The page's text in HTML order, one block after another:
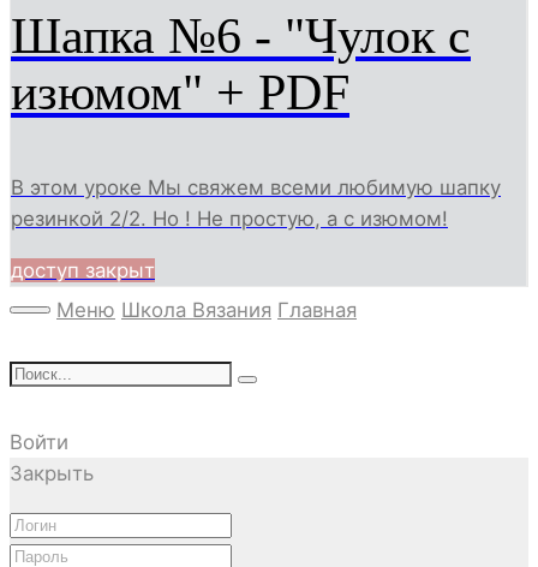
Шапка №6 - "Чулок с
изюмом" + PDF
В этом уроке Мы свяжем всеми любимую шапку
резинкой 2/2. Но ! Не простую, а с изюмом!
доступ закрыт
Меню Школа Вязания Главная
Войти
Закрыть